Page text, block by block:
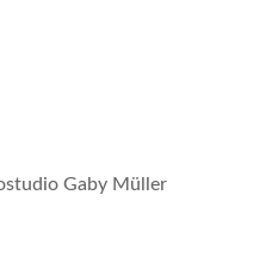
Gaby Müller